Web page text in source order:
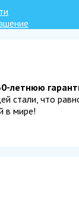
летнюю
стали, что
в мире!